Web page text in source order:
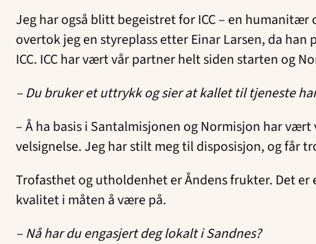
Jeg har også blitt begeistret for ICC – en
overtok jeg en styreplass etter Einar Larsen, da
ICC. ICC har vært vår partner helt siden starten og
– Du bruker et uttrykk og sier at kallet til tjeneste
– Å ha basis i Santalmisjonen og Normisjon har
velsignelse. Jeg har stilt meg til disposisjon, og får
Trofasthet og utholdenhet er Åndens frukter. Det er
kvalitet i måten å være på.
– Nå har du engasjert deg lokalt i Sandnes?